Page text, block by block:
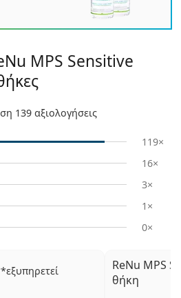
MPS Sensitive
139 αξιολογήσεις
119×
16×
3×
1×
0×
ReNu MPS
θήκη